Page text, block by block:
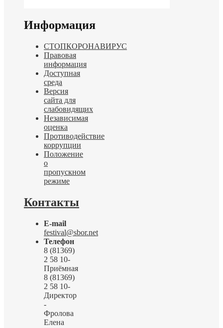
Информация
СТОПКОРОНАВИРУС
Правовая
информация
Доступная
среда
Версия
сайта для
слабовидящих
Независимая
оценка
Противодействие
коррупции
Положение
о
пропускном
режиме
Контакты
E-mail
festival@sbor.net
Телефон
8 (81369)
2 58 10-
Приёмная
8 (81369)
2 58 10-
Директор
-
Фролова
Елена